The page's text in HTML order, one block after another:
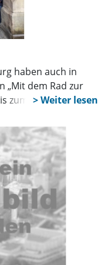
haben auch in
„Mit dem Rad zur
zum 31. August
Einzelpersonen
Mitarbeitenden in
Fahrrad zurück und
Gemeinsam
trugen sie
Tonnen CO²